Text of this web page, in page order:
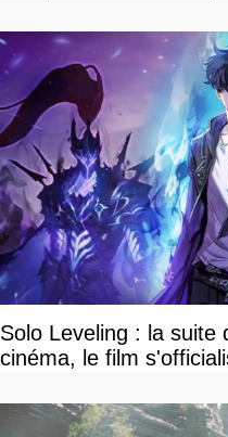
Solo Leveling : la suite
cinéma, le film